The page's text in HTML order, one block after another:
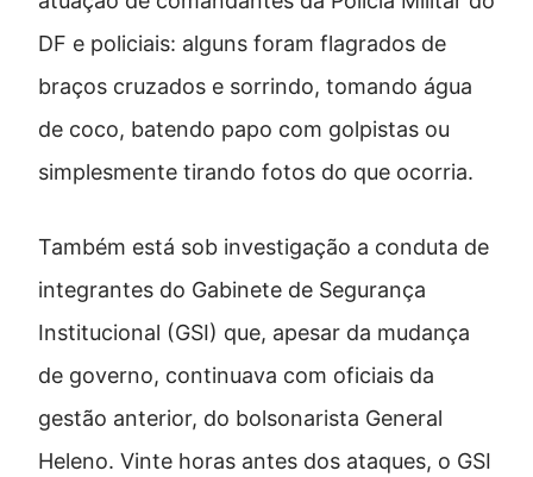
DF e policiais: alguns foram flagrados de
braços cruzados e sorrindo, tomando água
de coco, batendo papo com golpistas ou
simplesmente tirando fotos do que ocorria.
Também está sob investigação a conduta de
integrantes do Gabinete de Segurança
Institucional (GSI) que, apesar da mudança
de governo, continuava com oficiais da
gestão anterior, do bolsonarista General
Heleno. Vinte horas antes dos ataques, o GSI